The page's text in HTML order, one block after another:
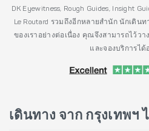
DK Eyewitness, Rough Guides, Insight
Le Routard รวมถึงอีกหลายสำนัก นักเดิ
ของเราอย่างต่อเนื่อง คุณจึงสามารถไว้วา
และจองบริการได้
เดินทาง จาก กรุงเทพฯ